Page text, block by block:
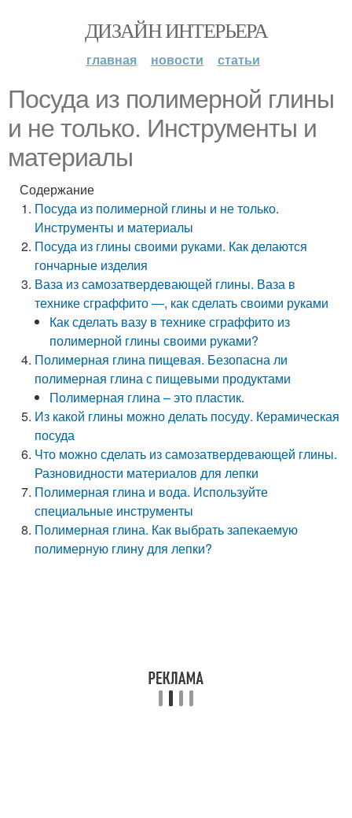
ДИЗАЙН ИНТЕРЬЕРА
главная новости статьи
Посуда из полимерной глины
и не только. Инструменты и
материалы
Содержание
Посуда из полимерной глины и не только.
Инструменты и материалы
Посуда из глины своими руками. Как делаются
гончарные изделия
Ваза из самозатвердевающей глины. Ваза в
технике сграффито —, как сделать своими руками
Как сделать вазу в технике сграффито из
полимерной глины своими руками?
Полимерная глина пищевая. Безопасна ли
полимерная глина с пищевыми продуктами
Полимерная глина – это пластик.
Из какой глины можно делать посуду. Керамическая
посуда
Что можно сделать из самозатвердевающей глины.
Разновидности материалов для лепки
Полимерная глина и вода. Используйте
специальные инструменты
Полимерная глина. Как выбрать запекаемую
полимерную глину для лепки?